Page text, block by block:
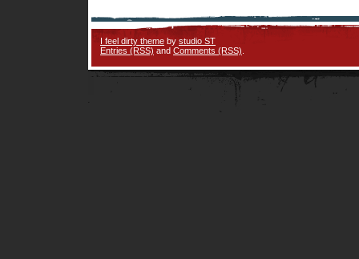
I feel dirty theme by studio ST
Entries (RSS) and Comments (RSS)